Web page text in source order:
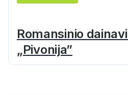
Romansinio
„Pivonija”